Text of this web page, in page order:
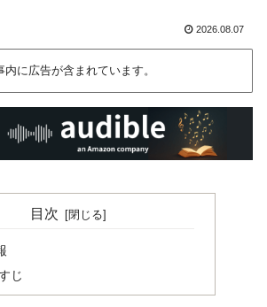
2026.08.07
内に広告が含まれています。
目次
じ